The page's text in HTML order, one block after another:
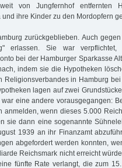
von Jungfernhof entfernten
ihre Kinder zu den Mordopfern
zurückgeblieben. Auch
erlassen. Sie war
bei der Hamburger Sparkasse
indem sie die Hypotheken
Religionsverbandes in Hamburg
lagen auf zwei
eine andere vorausgegangen:
anmelden, wenn dieses 5.000
sie dann eine sogenannte
1939 an ihr Finanzamt
abgefordert werden konnten,
Reichsmark nicht erreicht
fünfte Rate verlangt, die zum